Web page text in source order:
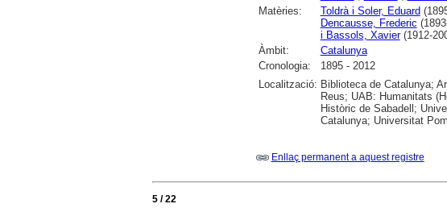
Matèries:
Toldrà i Soler, Eduard
Dencausse, Frederic
i Bassols, Xavier(1912-
Àmbit:
Catalunya
Cronologia:
1895 - 2012
Localització: Biblioteca de Catalunya;
Reus; UAB: Humanitats
Històric de Sabadell;
Catalunya; Universitat
Enllaç permanent a aquest registre
5 / 22